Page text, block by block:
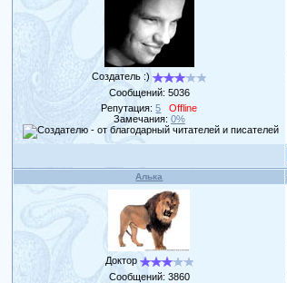
Создатель :)
Сообщений: 5036
Репутация:5
Offline
Замечания: 0%
Алька
Доктор
Сообщений: 3860